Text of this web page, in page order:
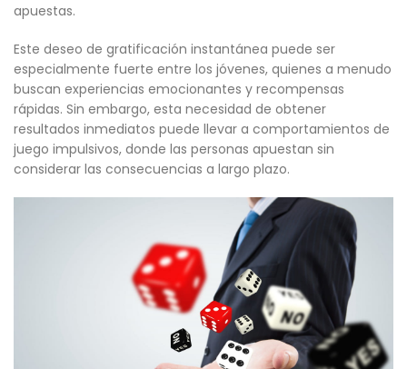
apuestas.
Este deseo de gratificación instantánea puede ser
especialmente fuerte entre los jóvenes, quienes a menudo
buscan experiencias emocionantes y recompensas
rápidas. Sin embargo, esta necesidad de obtener
resultados inmediatos puede llevar a comportamientos de
juego impulsivos, donde las personas apuestan sin
considerar las consecuencias a largo plazo.